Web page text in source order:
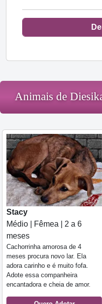
Animais de
Stacy
Médio | Fêmea | 2 a 6
meses
Cachorrinha amorosa de 4
meses procura novo lar. Ela
adora carinho e é muito fofa.
Adote essa companheira
encantadora e cheia de amor.